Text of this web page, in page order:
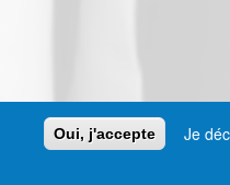
Oui, j'accepte Je